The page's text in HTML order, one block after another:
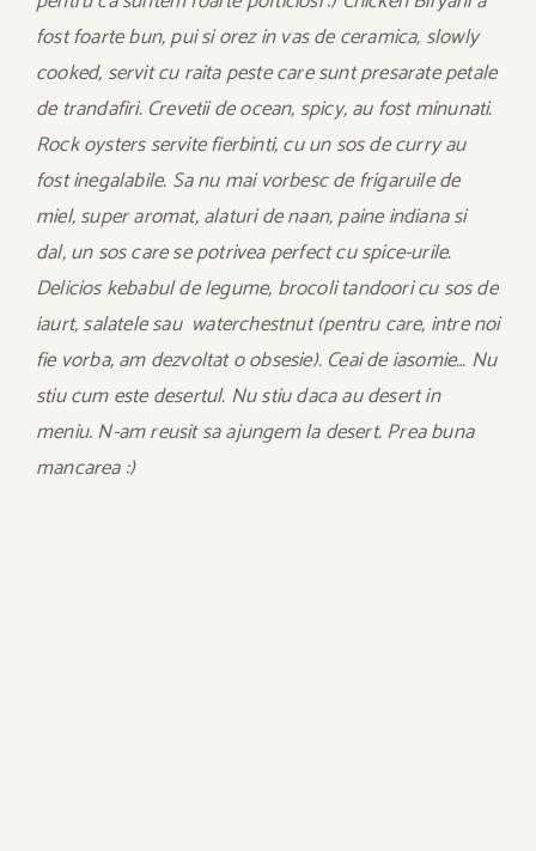
fost foarte bun, pui si orez in vas de ceramica, slowly
cooked, servit cu raita peste care sunt presarate petale
de trandafiri. Crevetii de ocean, spicy, au fost minunati.
Rock oysters servite fierbinti, cu un sos de curry au
fost inegalabile. Sa nu mai vorbesc de frigaruile de
miel, super aromat, alaturi de naan, paine indiana si
dal, un sos care se potrivea perfect cu spice-urile.
Delicios kebabul de legume, brocoli tandoori cu sos de
iaurt, salatele sau waterchestnut (pentru care, intre noi
fie vorba, am dezvoltat o obsesie). Ceai de iasomie… Nu
stiu cum este desertul. Nu stiu daca au desert in
meniu. N-am reusit sa ajungem la desert. Prea buna
mancarea :)